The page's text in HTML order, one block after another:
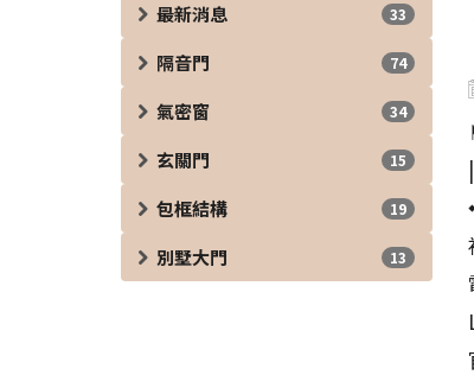
最新消息 33
隔音門 74
氣密窗 34
玄關門 15
包框結構 19
別墅大門 13